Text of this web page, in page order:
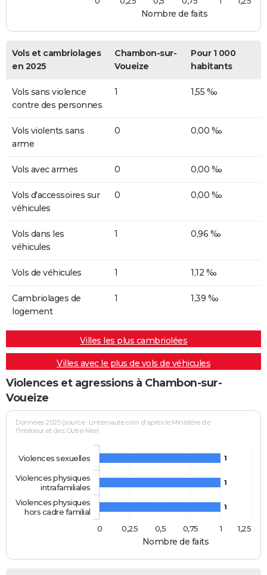
Nombre de faits
Vols et cambriolages
en 2025
Chambon-sur-
Voueize
Pour 1 000
habitants
Vols sans violence
contre des personnes
1 1,55 ‰
Vols violents sans
arme
0 0,00 ‰
Vols avec armes 0 0,00 ‰
Vols d'accessoires sur
véhicules
0 0,00 ‰
Vols dans les
véhicules
1 0,96 ‰
Vols de véhicules 1 1,12 ‰
Cambriolages de
logement
1 1,39 ‰
Villes les plus cambriolées
Villes avec le plus de vols de véhicules
Violences et agressions à Chambon-sur-
Voueize
Nombre de faits
Données 2025 (source : Linternaute.com d'après le Ministère de
l'Intérieur et des Outre-Mer)
1
1
1
Violences sexuelles
Violences physiques
intrafamiliales
Violences physiques
hors cadre familial
0
1
0,25 0,5 0,75 1,25